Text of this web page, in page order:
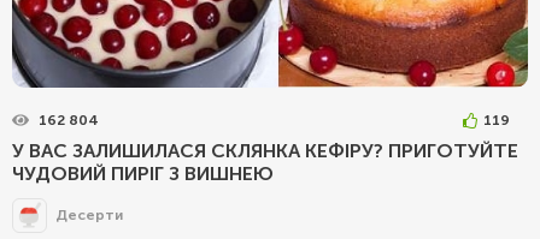
162 804 119
У ВАС ЗАЛИШИЛАСЯ СКЛЯНКА КЕФІРУ? ПРИГОТУЙТЕ
ЧУДОВИЙ ПИРІГ З ВИШНЕЮ
Десерти